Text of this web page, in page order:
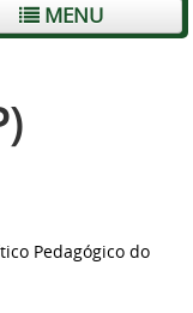
MENU
Pedagógico do